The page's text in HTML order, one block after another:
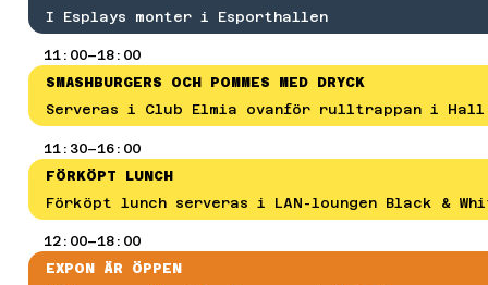
DISTRIKTEN
I Esplays monter i Esporthallen
11:00–18:00
SMASHBURGERS OCH POMMES MED DRYCK
Serveras i Club Elmia ovanför rulltrappan i Hall
11:30–16:00
FÖRKÖPT LUNCH
Förköpt lunch serveras i LAN-loungen Black &
12:00–18:00
EXPON ÄR ÖPPEN